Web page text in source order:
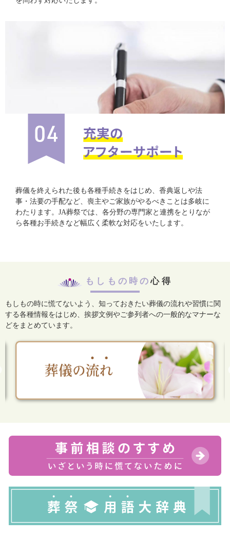
葬儀を終えられた後も各種手続きをはじめ、香典返しや法
事・法要の手配など、喪主やご家族がやるべきことは多岐に
わたります。JA葬祭では、各分野の専門家と連携をとりなが
ら各種お手続きなど幅広く柔軟な対応をいたします。
もしもの時の心得
もしもの時に慌てないよう、知っておきたい葬儀の流れや習慣に関
する各種情報をはじめ、 挨拶文例やご参列者への一般的なマナーな
どをまとめています。